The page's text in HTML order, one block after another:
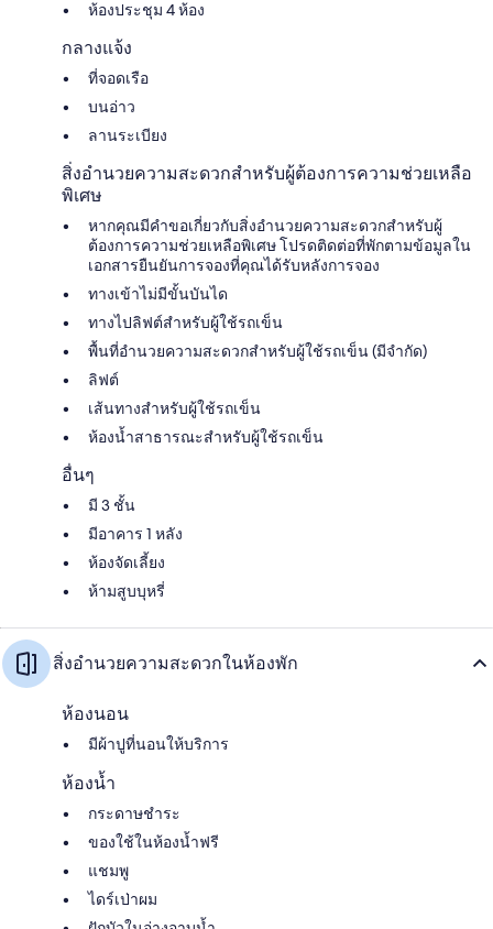
ห้องประชุม 4 ห้อง
กลางแจ้ง
ที่จอดเรือ
บนอ่าว
ลานระเบียง
สิ่งอำนวยความสะดวกสำหรับผู้ต้องการความช่วยเหลือ
พิเศษ
หากคุณมีคำขอเกี่ยวกับสิ่งอำนวยความสะดวกสำหรับผู้
ต้องการความช่วยเหลือพิเศษ โปรดติดต่อที่พักตามข้อมูลใน
เอกสารยืนยันการจองที่คุณได้รับหลังการจอง
ทางเข้าไม่มีขั้นบันได
ทางไปลิฟต์สำหรับผู้ใช้รถเข็น
พื้นที่อำนวยความสะดวกสำหรับผู้ใช้รถเข็น (มีจำกัด)
ลิฟต์
เส้นทางสำหรับผู้ใช้รถเข็น
ห้องน้ำสาธารณะสำหรับผู้ใช้รถเข็น
อื่นๆ
มี 3 ชั้น
มีอาคาร 1 หลัง
ห้องจัดเลี้ยง
ห้ามสูบบุหรี่
สิ่งอำนวยความสะดวกในห้องพัก
ห้องนอน
มีผ้าปูที่นอนให้บริการ
ห้องน้ำ
กระดาษชำระ
ของใช้ในห้องน้ำฟรี
แชมพู
ไดร์เป่าผม